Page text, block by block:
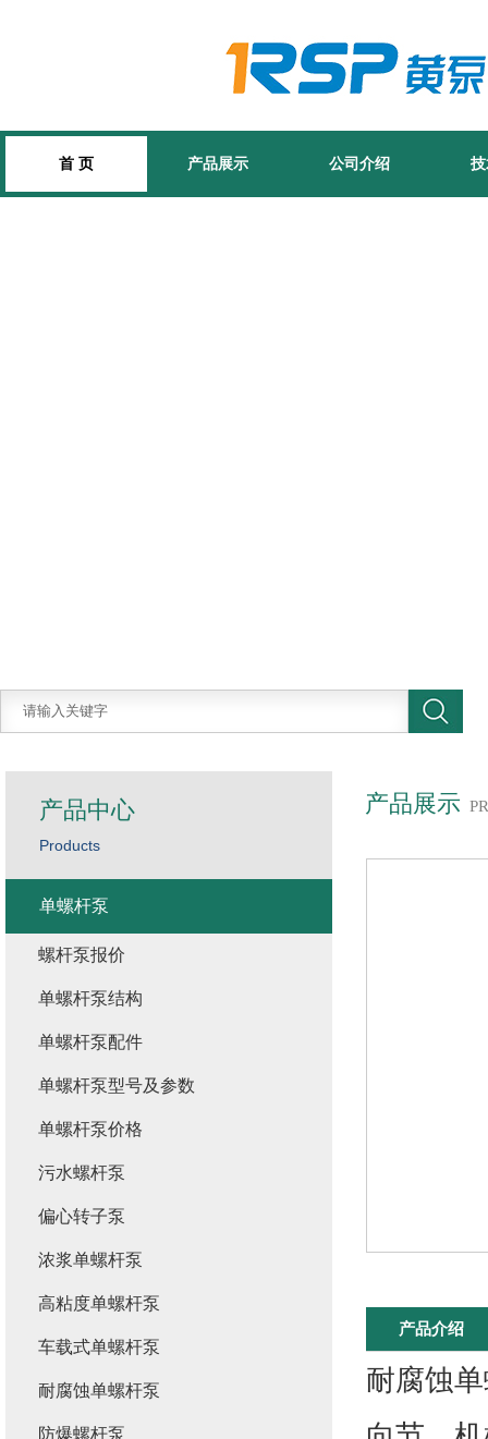
首 页 产品展示 公司介绍
产品展示
产品介绍
耐腐蚀
产品中心
Products
单螺杆泵
螺杆泵报价
单螺杆泵结构
单螺杆泵配件
单螺杆泵型号及参数
单螺杆泵价格
污水螺杆泵
偏心转子泵
浓浆单螺杆泵
高粘度单螺杆泵
车载式单螺杆泵
耐腐蚀单螺杆泵
防爆螺杆泵